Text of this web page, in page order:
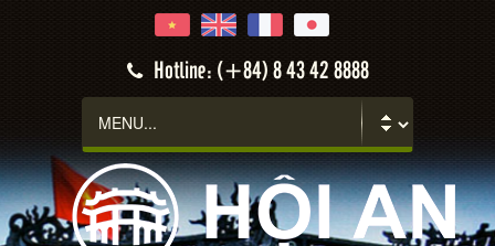
Hotline: (+84) 8 43 42 8888